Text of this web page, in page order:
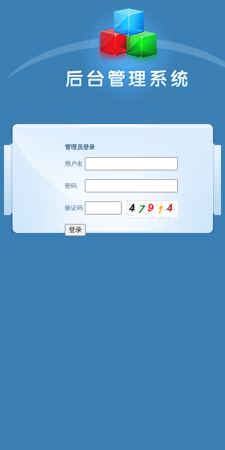
管理员登录
用户名
密码
验证码